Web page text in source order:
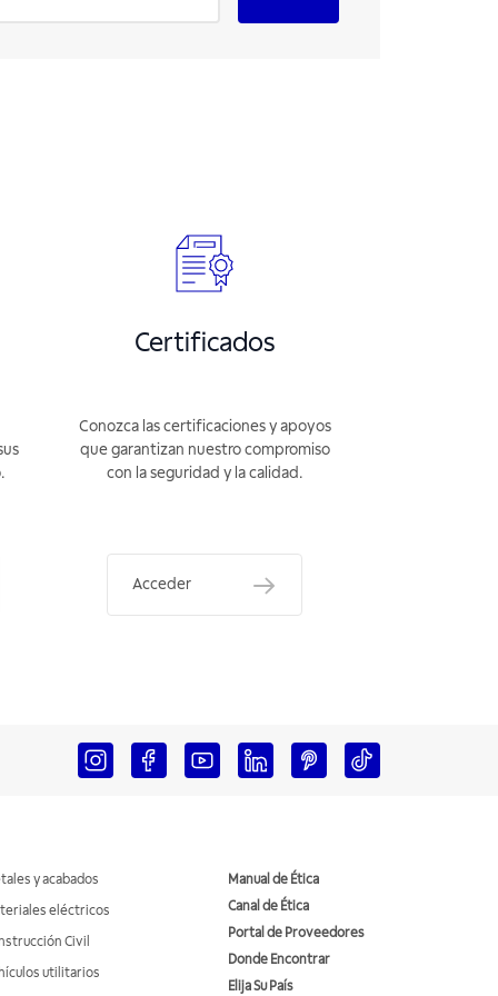
Certificados
Conozca las certificaciones y apoyos
que garantizan nuestro compromiso
con la seguridad y la calidad.
Acceder
y acabados
eléctricos
Civil
utilitarios
Manual de Ética
Canal de Ética
Portal de Proveedores
Donde Encontrar
Elija Su País